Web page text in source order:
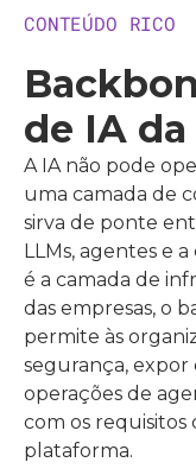
CONTEÚDO RICO
de IA da
A IA não pode
uma camada de
sirva de ponte
LLMs, agentes e
é a camada de
das empresas, o
permite às
segurança, expor
operações de
com os
plataforma.